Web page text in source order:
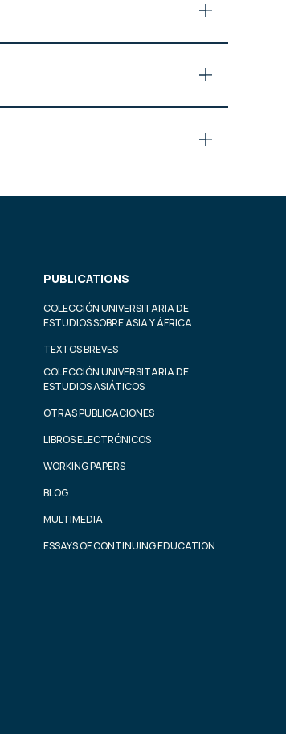
PUBLICATIONS
COLECCIÓN UNIVERSITARIA DE
ESTUDIOS SOBRE ASIA Y ÁFRICA
TEXTOS BREVES
COLECCIÓN UNIVERSITARIA DE
ESTUDIOS ASIÁTICOS
OTRAS PUBLICACIONES
LIBROS ELECTRÓNICOS
WORKING PAPERS
BLOG
MULTIMEDIA
ESSAYS OF CONTINUING EDUCATION